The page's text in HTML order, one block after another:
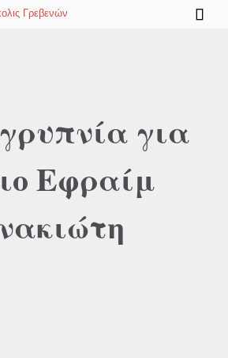

για
Εφραίμ